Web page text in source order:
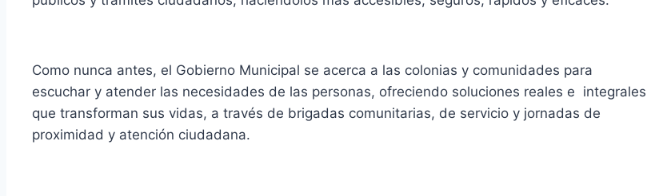
Como nunca antes, el Gobierno Municipal se acerca a las colonias y comunidades para
escuchar y atender las necesidades de las personas, ofreciendo soluciones reales e integrales
que transforman sus vidas, a través de brigadas comunitarias, de servicio y jornadas de
proximidad y atención ciudadana.